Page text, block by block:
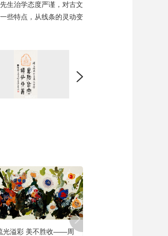
生治学态度严谨，对古文
些特点，从线条的灵动变
光溢彩 美不胜收——周